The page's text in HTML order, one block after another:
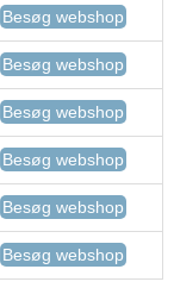
Besøg webshop
Besøg webshop
Besøg webshop
Besøg webshop
Besøg webshop
Besøg webshop